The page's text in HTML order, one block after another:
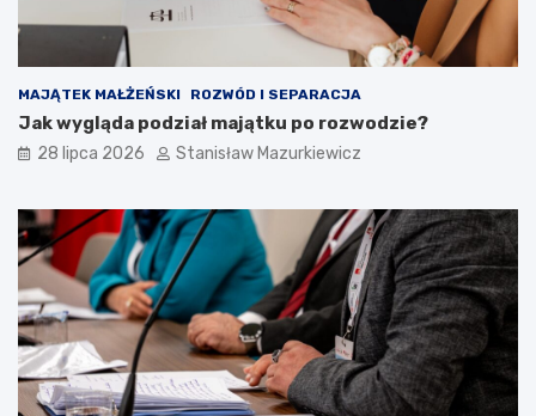
MAJĄTEK MAŁŻEŃSKI ROZWÓD I SEPARACJA
Jak wygląda podział majątku po rozwodzie?
28 lipca 2026 Stanisław Mazurkiewicz